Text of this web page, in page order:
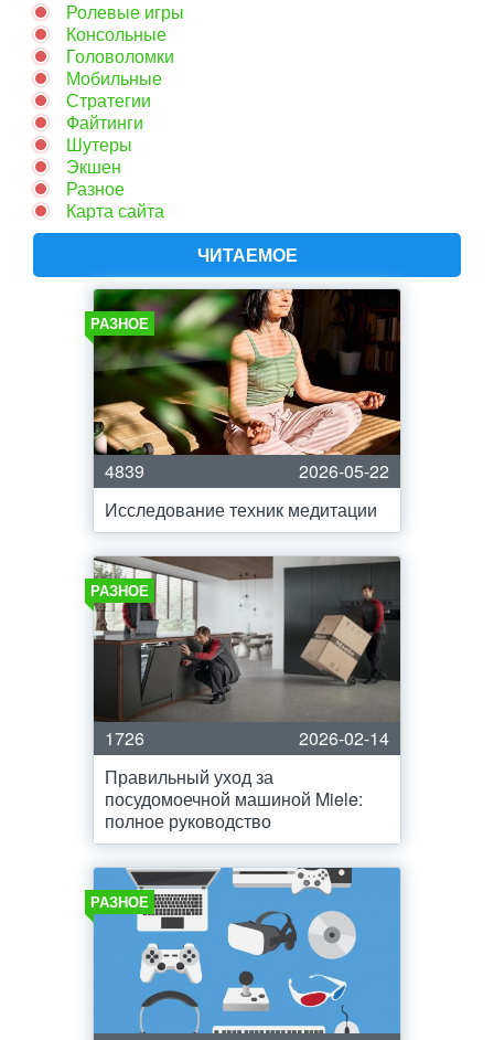
Ролевые игры
Консольные
Головоломки
Мобильные
Стратегии
Файтинги
Шутеры
Экшен
Разное
Карта сайта
ЧИТАЕМОЕ
РАЗНОЕ
4839
2026-05-22
Исследование техник медитации
РАЗНОЕ
1726
2026-02-14
Правильный уход за
посудомоечной машиной Miele:
полное руководство
РАЗНОЕ